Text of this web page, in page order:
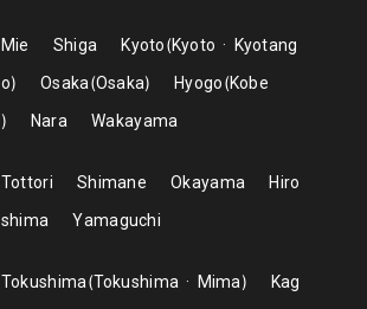
Mie Shiga Kyoto Kyoto
Kyotang
o
Osaka Osaka Hyogo Kobe
Nara
Wakayama
Tottori Shimane Okayama
Hiro
shima
Yamaguchi
Tokushima Tokushima Mima
Kag